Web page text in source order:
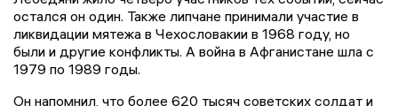
остался он один. Также липчане принимали участие в
ликвидации мятежа в Чехословакии в 1968 году, но
были и другие конфликты. А война в Афганистане шла с
1979 по 1989 годы.
Он напомнил, что более 620 тысяч советских солдат и